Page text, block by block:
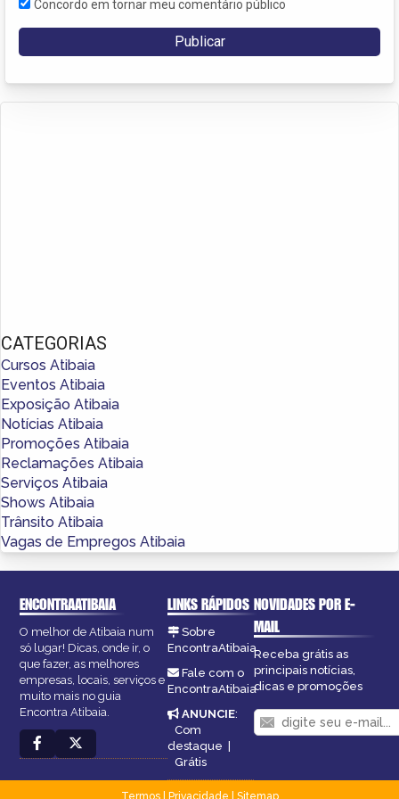
Concordo em tornar meu comentário público
CATEGORIAS
Cursos Atibaia
Eventos Atibaia
Exposição Atibaia
Notícias Atibaia
Promoções Atibaia
Reclamações Atibaia
Serviços Atibaia
Shows Atibaia
Trânsito Atibaia
Vagas de Empregos Atibaia
ENCONTRAATIBAIA
O melhor de Atibaia num
só lugar! Dicas, onde ir, o
que fazer, as melhores
empresas, locais, serviços e
muito mais no guia
Encontra Atibaia.
LINKS RÁPIDOS
Sobre
EncontraAtibaia
Fale com o
EncontraAtibaia
ANUNCIE:
Com
destaque
Grátis
NOVIDADES POR E-
MAIL
Receba grátis as
principais notícias,
dicas e promoções
Termos| Privacidade
Sitemap